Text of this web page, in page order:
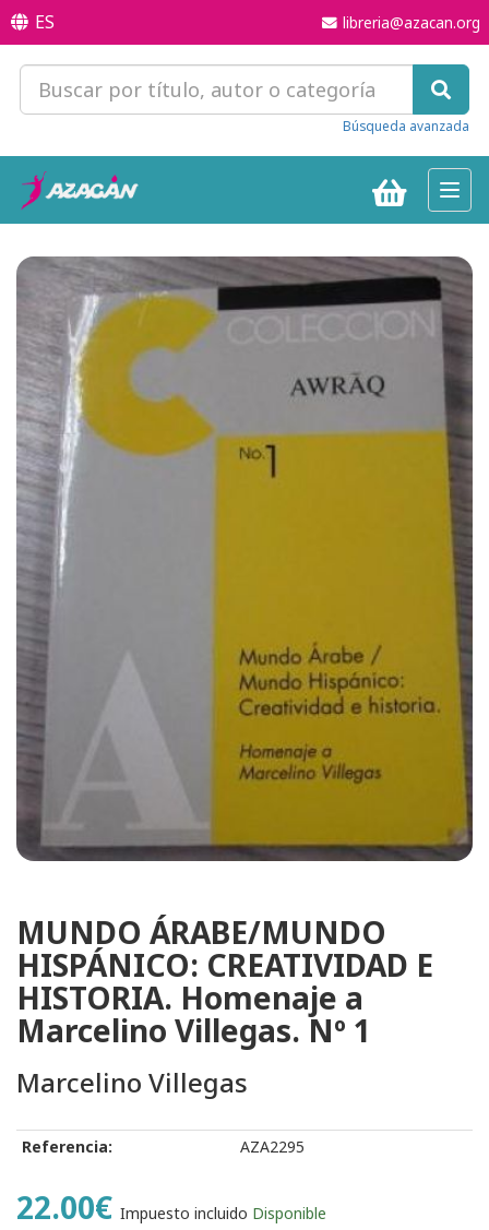
ES libreria@azacan.org
Búsqueda avanzada
MUNDO ÁRABE/MUNDO
HISPÁNICO: CREATIVIDAD E
HISTORIA. Homenaje a
Marcelino Villegas. Nº 1
Marcelino Villegas
Referencia: AZA2295
22.00€ Impuesto incluido Disponible